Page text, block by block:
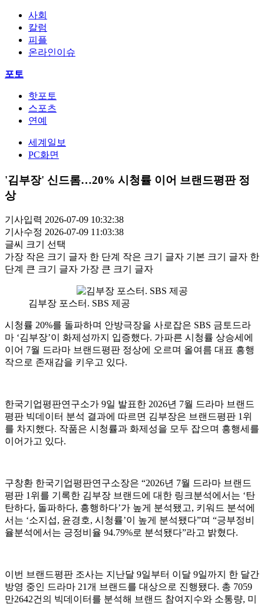
사회
칼럼
피플
온라인이슈
포토
핫포토
스포츠
연예
세계일보
PC화면
'김부장' 신드롬…20% 시청률 이어 브랜드평판 정
상
기사입력 2026-07-09 10:32:38
기사수정 2026-07-09 11:03:38
글씨 크기 선택
가장 작은 크기 글자 한 단계 작은 크기 글자 기본 크기 글자 한
단계 큰 크기 글자 가장 큰 크기 글자
김부장 포스터. SBS 제공
시청률 20%를 돌파하며 안방극장을 사로잡은 SBS 금토드라
마 ‘김부장’이 화제성까지 입증했다. 가파른 시청률 상승세에
이어 7월 드라마 브랜드평판 정상에 오르며 올여름 대표 흥행
작으로 존재감을 키우고 있다.
한국기업평판연구소가 9일 발표한 2026년 7월 드라마 브랜드
평판 빅데이터 분석 결과에 따르면 김부장은 브랜드평판 1위
를 차지했다. 작품은 시청률과 화제성을 모두 잡으며 흥행세를
이어가고 있다.
구창환 한국기업평판연구소장은 “2026년 7월 드라마 브랜드
평판 1위를 기록한 김부장 브랜드에 대한 링크분석에서는 ‘탄
탄하다, 돌파하다, 흥행하다’가 높게 분석됐고, 키워드 분석에
서는 ‘소지섭, 윤경호, 시청률’이 높게 분석됐다”며 “긍부정비
율분석에서는 긍정비율 94.79%로 분석됐다”라고 밝혔다.
이번 브랜드평판 조사는 지난달 9일부터 이달 9일까지 한 달간
방영 중인 드라마 21개 브랜드를 대상으로 진행됐다. 총 7059
만2642건의 빅데이터를 분석해 브랜드 참여지수와 소통량, 미